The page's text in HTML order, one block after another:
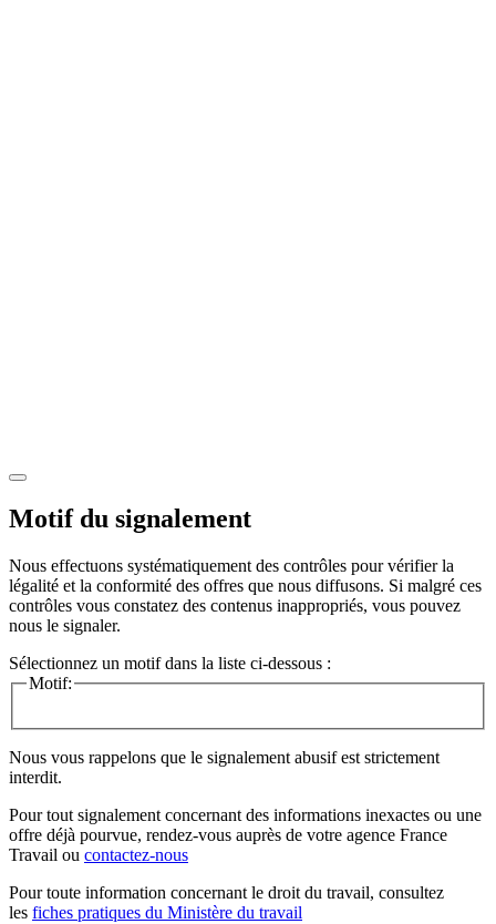
Motif du signalement
Nous effectuons systématiquement des contrôles pour vérifier la
légalité et la conformité des offres que nous diffusons. Si malgré ces
contrôles vous constatez des contenus inappropriés, vous pouvez
nous le signaler.
Sélectionnez un motif dans la liste ci-dessous :
Motif:
Nous vous rappelons que le signalement abusif est strictement
interdit.
Pour tout signalement concernant des informations inexactes ou une
offre déjà pourvue, rendez-vous auprès de votre agence France
Travail ou contactez-nous
Pour toute information concernant le droit du travail, consultez
les fiches pratiques du Ministère du travail